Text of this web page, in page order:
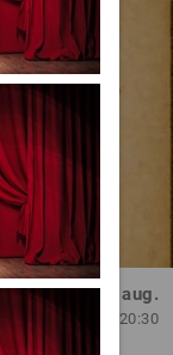
Mie, 12 aug.
20:30